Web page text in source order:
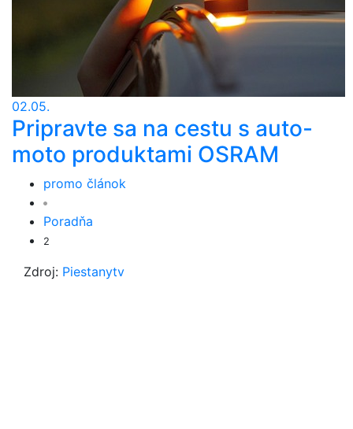
02.05.
Pripravte sa na cestu s auto-
moto produktami OSRAM
promo článok
Poradňa
2
Zdroj: Piestanytv